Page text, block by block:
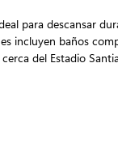
para descansar
incluyen baños
del Estadio